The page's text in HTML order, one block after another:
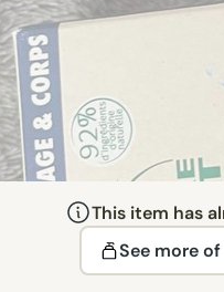
This item has
See more